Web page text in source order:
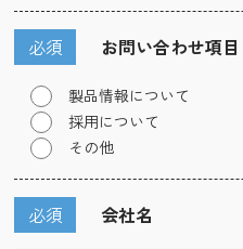
お問い合わせ項目
必須
製品情報について
採用について
その他
会社名
必須